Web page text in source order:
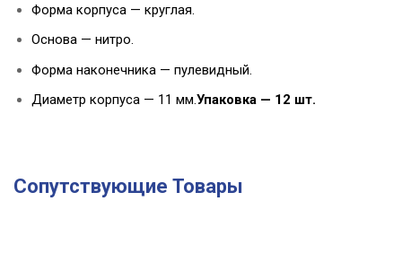
Форма корпуса — круглая.
Основа — нитро.
Форма наконечника — пулевидный.
Диаметр корпуса — 11 мм.Упаковка — 12 шт.
Сопутствующие Товары